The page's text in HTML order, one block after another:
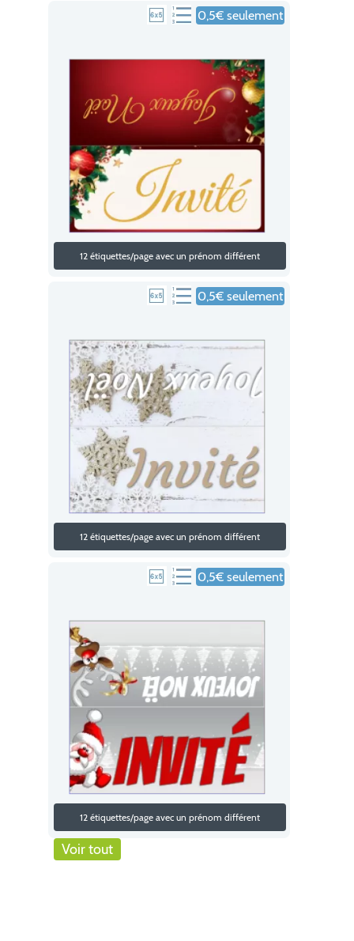
0,5€ seulement
12 étiquettes/page avec un prénom différent
0,5€ seulement
12 étiquettes/page avec un prénom différent
0,5€ seulement
12 étiquettes/page avec un prénom différent
Voir tout